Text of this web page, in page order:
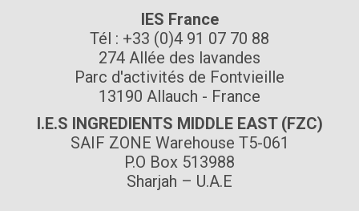
IES France
Tél : +33 (0)4 91 07 70 88
274 Allée des lavandes
Parc d'activités de Fontvieille
13190 Allauch - France
I.E.S INGREDIENTS MIDDLE EAST (FZC)
SAIF ZONE Warehouse T5-061
P.O Box 513988
Sharjah – U.A.E